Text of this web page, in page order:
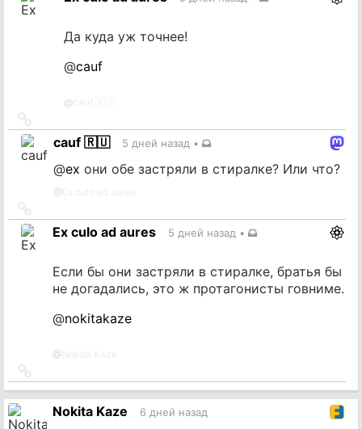
Да куда уж точнее!
@cauf
@
на
источник
cauf 🇷🇺 5 дней назад •
@ex они обе застряли в стиралке? Или что?
@
на
источник
Ex culo ad aures 5 дней назад •
Если бы они застряли в стиралке, братья бы
не догадались, это ж протагонисты говниме.
@nokitakaze
@
на
источник
Nokita Kaze 6 дней назад